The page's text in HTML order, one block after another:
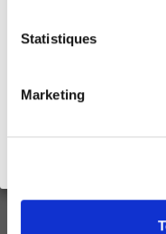
Statistiques
Marketing
Prix au litre :
30,11 €
9,74 € La bouteille de 75 cL